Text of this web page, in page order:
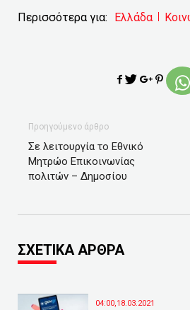
Περισσότερα για: Ελλάδα
Προηγούμενο άρθρο
Σε λειτουργία το Εθνικό
Μητρώο Επικοινωνίας
πολιτών – Δημοσίου
ΣΧΕΤΙΚΑ ΑΡΘΡΑ
04:00,18.03.2021